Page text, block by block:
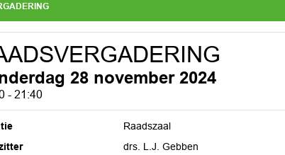
28 november 2024
- 21:40
Raadszaal
drs. L.J. Gebben